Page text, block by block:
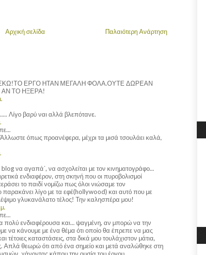
Παλαιότερη Ανάρτηση
Αρχική σελίδα
ΕΡΓΟ ΗΤΑΝ ΜΕΓΑΛΗ ΦΟΛΑ.ΟΥΤΕ ΔΩΡΕΑΝ
ΑΝ ΤΟ ΗΞΕΡΑ!
Λίγο βαρύ ναι αλλά βλεπότανε.
όπως προανέφερα, μέχρι τα μισά τσουλάει καλά,
να αγαπά΄, να ασχολείται με τον κινηματογράφο...
ενδιαφέρον, στη σκηνή που οι πυροβολισμοί
το παιδί νομίζω πως όλοι νιώσαμε τον
παρακάνει λίγο με τα εφέ(hollywood) και αυτό που με
γλυκανάλατο τέλος! Την καλησπέρα μου!
πολύ ενδιαφέρουσα και... ψαγμένη, αν μπορώ να την
να κάνουμε με ένα θέμα ότι οποίο θα έπρεπε να μας
τέτοιες καταστάσεις, στα δικά μου τουλάχιστον μάτια,
Απλά θεωρώ ότι από ένα σημείο και μετά αναλώθηκε στη
χάνοντας κάπου την ουσία του έργου.